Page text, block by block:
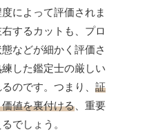
によって評価されま
するカットも、プロ
などが細かく評価さ
した鑑定士の厳しい
のです。つまり、 証
値を裏付ける 、重要
でしょう。